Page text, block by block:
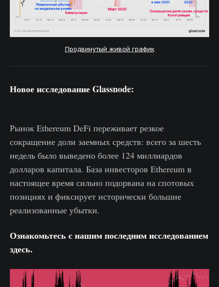
Продвинутый живой график
Новое исследование Glassnode:
Рынок Ethereum DeFi переживает резкое
сокращение доли заемных средств: всего за шесть
недель было выведено более 124 миллиардов
долларов капитала. База инвесторов Ethereum в
настоящее время сильно подорвана на спотовых
позициях и фиксирует исторически большие
реализованные убытки.
Ознакомьтесь с нашим последним исследованием
здесь.